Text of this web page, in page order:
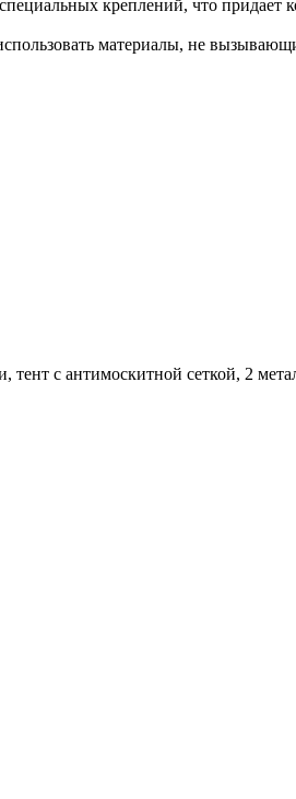
креплений, что придает
материалы, не
с антимоскитной сеткой, 2